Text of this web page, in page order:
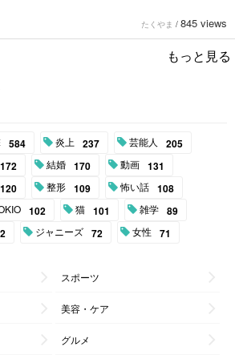
たくやま / 845 views
もっと見る
584 炎上 237 芸能人 205
172 結婚 170 動画 131
120 整形 109 怖い話 108
102 猫 101 雑学 89
ジャニーズ 72 女性 71
スポーツ
美容・ケア
グルメ